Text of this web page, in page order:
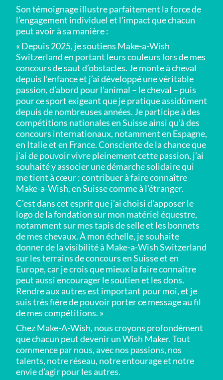
Son témoignage illustre parfaitement la force de
l’engagement individuel et l’impact que chacun
peut avoir à sa manière :
« Depuis 2025, je soutiens Make-a-Wish
Switzerland en portant leurs couleurs lors de mes
concours de saut d’obstacles. Je monte à cheval
depuis l’enfance et j’ai développé une véritable
passion, d’abord pour l’animal – le cheval – puis
pour ce sport exigeant que je pratique assidûment
depuis de nombreuses années. Je participe à des
compétitions nationales en Suisse ainsi qu’à des
concours internationaux, notamment en Espagne,
en Italie et en France. Consciente de la chance que
j’ai de pouvoir vivre pleinement cette passion, j’ai
souhaité y associer une démarche solidaire qui
me tient à cœur : contribuer à faire connaître
Make-a-Wish, en Suisse comme à l’étranger.
C’est dans cet esprit que j’ai choisi d’apposer le
logo de la fondation sur mon matériel équestre,
notamment sur mes tapis de selle et les bonnets
de mes chevaux. À mon échelle, je souhaite
donner de la visibilité à Make-a-Wish Switzerland
sur les terrains de concours en Suisse et en
Europe, car je crois que mieux la faire connaître
peut aussi encourager le soutien et les dons.
Rendre aux autres est important pour moi, et je
suis très fière de pouvoir porter ce message au fil
de mes compétitions. »
Chez Make-A-Wish, nous croyons profondément
que chacun peut devenir un Wish Maker. Tout
commence par nous, avec nos passions, nos
talents, notre réseau, notre entourage et notre
envie d’agir pour les autres.